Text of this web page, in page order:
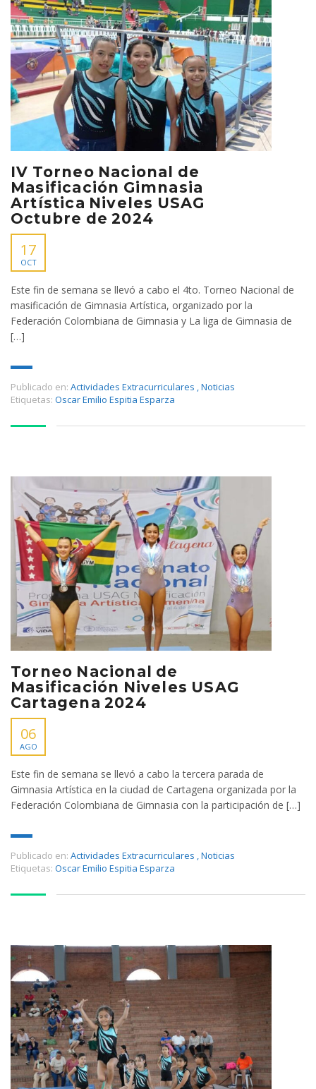
IV Torneo Nacional de
Masificación Gimnasia
Artística Niveles USAG
Octubre de 2024
17
OCT
Este fin de semana se llevó a cabo el 4to. Torneo Nacional de
masificación de Gimnasia Artística, organizado por la
Federación Colombiana de Gimnasia y La liga de Gimnasia de
[…]
Publicado en: Actividades Extracurriculares ,Noticias
Etiquetas: Oscar Emilio Espitia Esparza
Torneo Nacional de
Masificación Niveles USAG
Cartagena 2024
06
AGO
Este fin de semana se llevó a cabo la tercera parada de
Gimnasia Artística en la ciudad de Cartagena organizada por la
Federación Colombiana de Gimnasia con la participación de […]
Publicado en: Actividades Extracurriculares ,Noticias
Etiquetas: Oscar Emilio Espitia Esparza